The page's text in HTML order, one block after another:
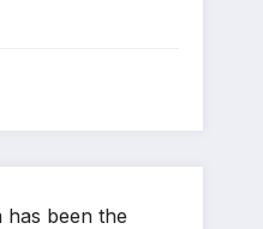
has been the